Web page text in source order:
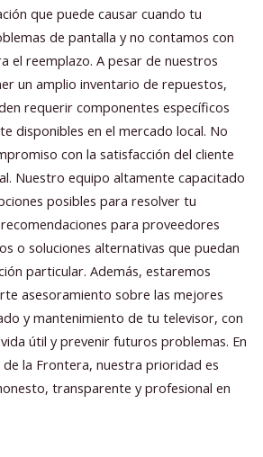
que puede causar cuando tu
de pantalla y no contamos con
el reemplazo. A pesar de nuestros
un amplio inventario de repuestos,
requerir componentes específicos
disponibles en el mercado local. No
con la satisfacción del cliente
Nuestro equipo altamente capacitado
posibles para resolver tu
para proveedores
o soluciones alternativas que puedan
particular. Además, estaremos
asesoramiento sobre las mejores
y mantenimiento de tu televisor, con
útil y prevenir futuros problemas. En
de la Frontera, nuestra prioridad es
transparente y profesional en